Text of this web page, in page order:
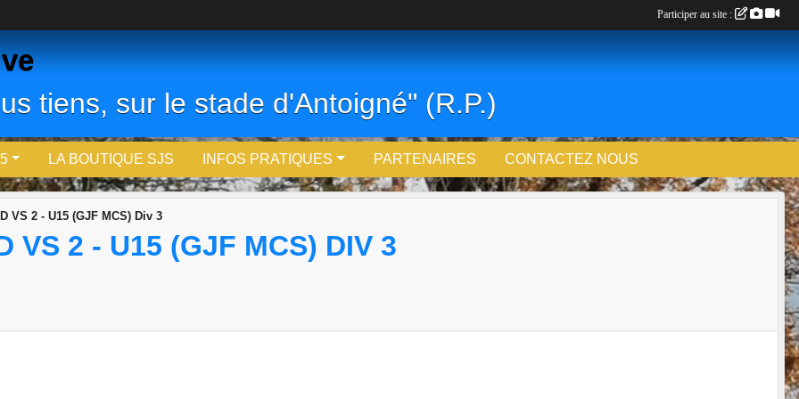
tiens, sur le stade d'Antoigné" (R.P.)
LA BOUTIQUE SJS INFOS PRATIQUES PARTENAIRES CONTACTEZ NOUS
VS 2 - U15 (GJF MCS) Div 3
VS 2 - U15 (GJF MCS) DIV 3
Participer au site :